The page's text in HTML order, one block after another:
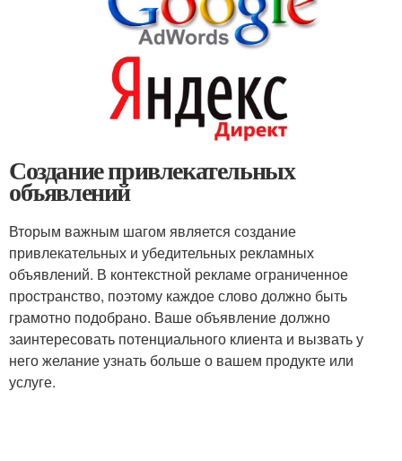
Создание привлекательных
объявлений
Вторым важным шагом является создание
привлекательных и убедительных рекламных
объявлений. В контекстной рекламе ограниченное
пространство, поэтому каждое слово должно быть
грамотно подобрано. Ваше объявление должно
заинтересовать потенциального клиента и вызвать у
него желание узнать больше о вашем продукте или
услуге.